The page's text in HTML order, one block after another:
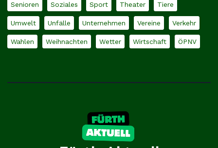
Senioren Soziales Sport Theater Tiere
Umwelt Unfälle Unternehmen Vereine Verkehr
Wahlen Weihnachten Wetter Wirtschaft ÖPNV